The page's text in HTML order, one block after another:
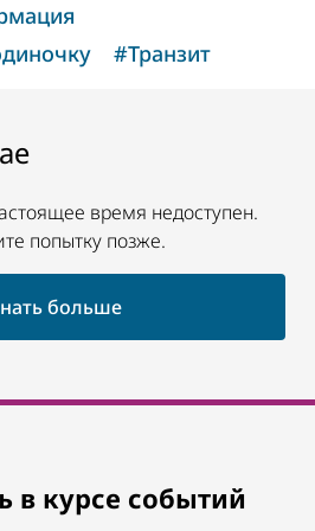
#Транзит
время недоступен.
попытку позже.
больше
в курсе событий